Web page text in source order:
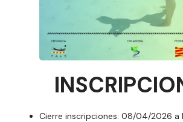
Cierre inscripciones: 08/04/2026 a